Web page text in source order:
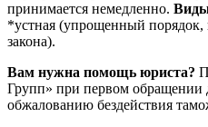
принимается немедленно.
*устная (упрощенный порядок,
закона).
Вам нужна помощь юриста?
Групп» при первом обращении
обжалованию бездействия